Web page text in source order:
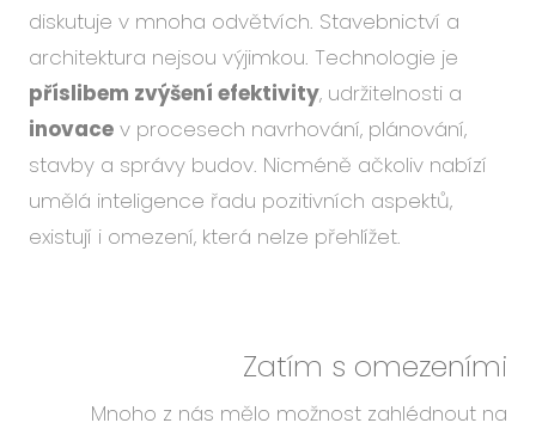
diskutuje v mnoha odvětvích. Stavebnictví a
architektura nejsou výjimkou. Technologie je
příslibem zvýšení efektivity, udržitelnosti a
inovace v procesech navrhování, plánování,
stavby a správy budov. Nicméně ačkoliv nabízí
umělá inteligence řadu pozitivních aspektů,
existují i omezení, která nelze přehlížet.
Zatím s omezeními
Mnoho z nás mělo možnost zahlédnout na